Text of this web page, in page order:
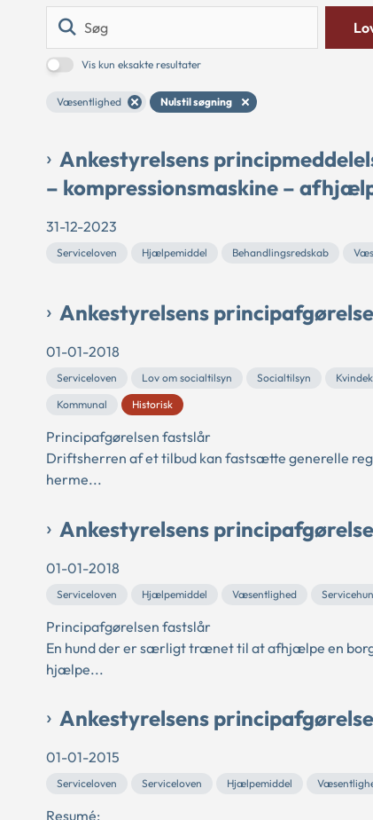
Vis kun eksakte resultater
Væsentlighed Nulstil søgning
Ankestyrelsens
– kompressionsmaskine –
31-12-2023
Serviceloven Hjælpemiddel Behandlingsredskab
Ankestyrelsens principafgørelse
01-01-2018
Serviceloven Lov om socialtilsyn Socialtilsyn
Kommunal
Historisk
Principafgørelsen fastslår
Driftsherren af et tilbud kan fastsætte generelle
herme...
Ankestyrelsens
01-01-2018
Serviceloven Hjælpemiddel Væsentlighed
Principafgørelsen fastslår
En hund der er særligt trænet til at afhjælpe en
hjælpe...
Ankestyrelsens
01-01-2015
Serviceloven Serviceloven Hjælpemiddel
Resumé: